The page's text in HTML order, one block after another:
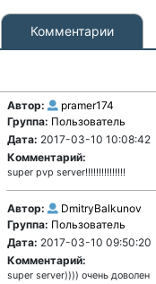
Комментарии
Автор:
pramer174
Группа: Пользователь
Дата: 2017-03-10 10:08:42
Комментарий:
super pvp server!!!!!!!!!!!!!!!
Автор:
DmitryBalkunov
Группа: Пользователь
Дата: 2017-03-10 09:50:20
Комментарий:
super server)))) очень доволен